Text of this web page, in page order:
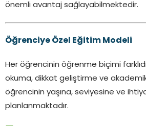
önemli avantaj sağlayabilmektedir.
Öğrenciye Özel Eğitim Modeli
Her öğrencinin öğrenme biçimi
okuma, dikkat geliştirme ve
öğrencinin yaşına, seviyesine ve
planlanmaktadır.